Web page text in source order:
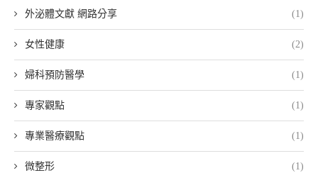
外泌體文獻 網路分享 (1)
女性健康 (2)
婦科預防醫學 (1)
專家觀點 (1)
專業醫療觀點 (1)
微整形 (1)